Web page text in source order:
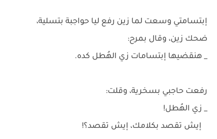
إبتسامتي وسعت لما زين رفع ليا حواجبة بتسلية،
ضحك زين، وقال بمرح:
_ هنقضيها إبتسامات زي الهُطل كده.
رفعت حاجبي بسخرية، وقلت:
_ زي الهُطل!
إيش تقصد بكلامك، إيش تقصد؟!